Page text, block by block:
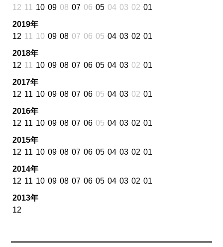
12 11 10 09 08 07 06 05 04 03 02 01
2019年
12 11 10 09 08 07 06 05 04 03 02 01
2018年
12 11 10 09 08 07 06 05 04 03 02 01
2017年
12 11 10 09 08 07 06 05 04 03 02 01
2016年
12 11 10 09 08 07 06 05 04 03 02 01
2015年
12 11 10 09 08 07 06 05 04 03 02 01
2014年
12 11 10 09 08 07 06 05 04 03 02 01
2013年
12